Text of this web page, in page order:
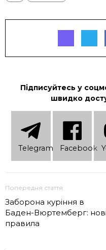
Підписуйтесь у
швидко
Telеgram Facebook
Попередня стаття
Заборона куріння в
Баден-Вюртемберг: нові
правила